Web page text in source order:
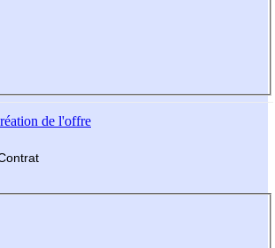
de l'offre